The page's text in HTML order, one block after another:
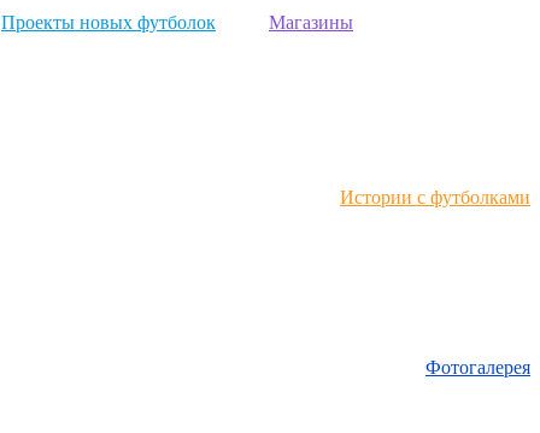
Магазины
Проекты новых футболок
Истории с футболками
Фотогалерея